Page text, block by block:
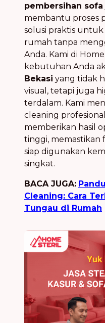
pembersihan sofa
membantu proses
solusi praktis
rumah tanpa
Anda. Kami di
kebutuhan Anda
Bekasi yang tidak
visual, tetapi juga
terdalam. Kami
cleaning
memberikan hasil
tinggi, memastikan
siap digunakan
singkat.
BACA JUGA:
Cleaning: Cara
Tungau di Rumah